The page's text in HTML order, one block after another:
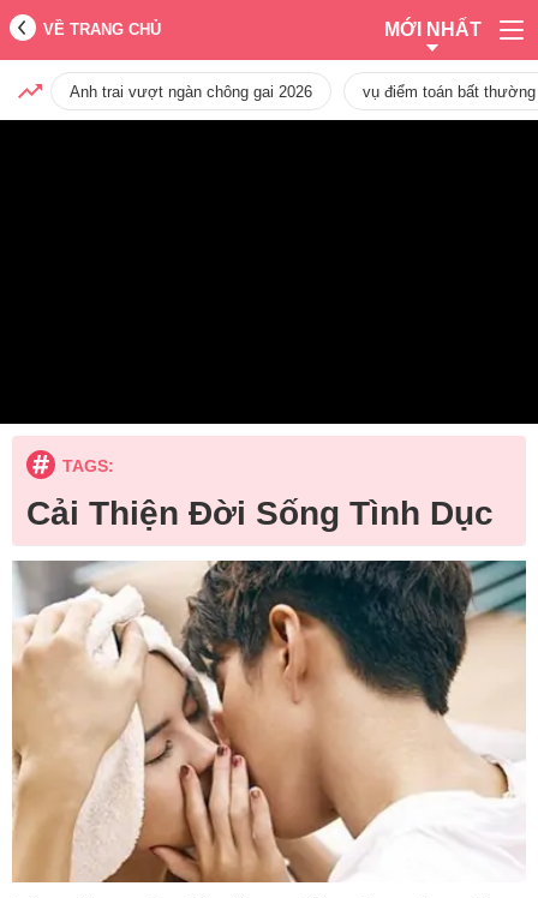
VỀ TRANG CHỦ MỚI NHẤT
Anh trai vượt ngàn chông gai 2026 vụ điểm toán bất
TAGS:
Cải Thiện Đời Sống Tình Dục